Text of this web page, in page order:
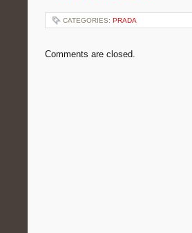
CATEGORIES: PRADA
Comments are closed.